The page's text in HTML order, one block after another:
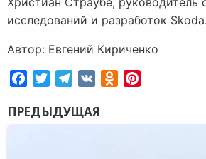
исследований и разработок Skoda.
Автор: Евгений Кириченко
FacebookTwitterTelegram
VK Odnoklassniki
ПРЕДЫДУЩАЯ